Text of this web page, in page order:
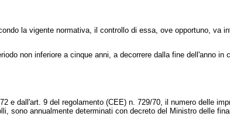
la vigente normativa, il controllo di essa, ove opportuno, va
non inferiore a cinque anni, a decorrere dalla fine dell'anno in
dall'art. 9 del regolamento (CEE) n. 729/70, il numero delle
sono annualmente determinati con decreto del Ministro delle